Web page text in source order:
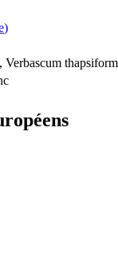
)
Verbascum